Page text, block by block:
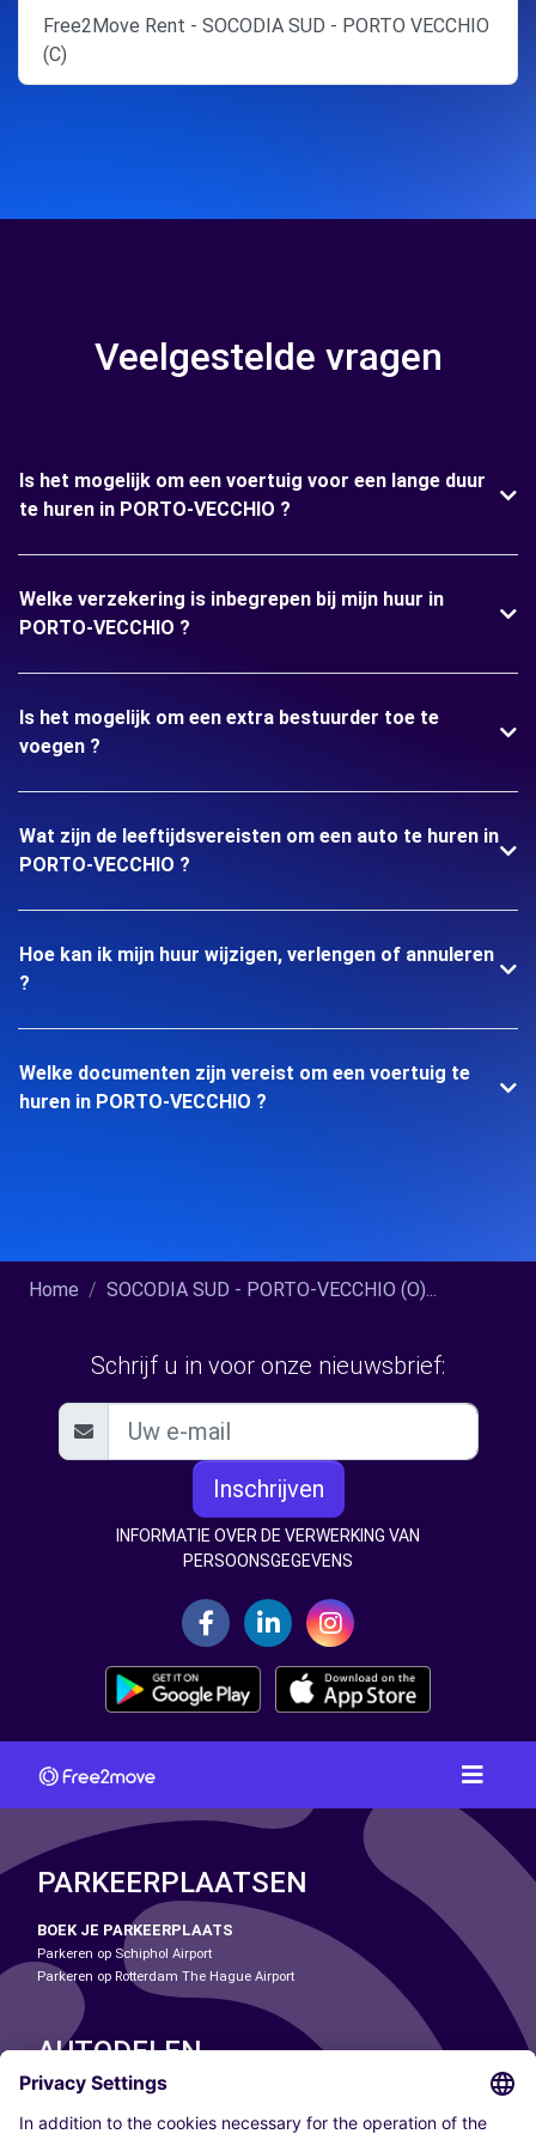
Free2Move Rent - SOCODIA SUD - PORTO VECCHIO
(C)
Veelgestelde vragen
Is het mogelijk om een voertuig voor een lange duur
te huren in PORTO-VECCHIO ?
Welke verzekering is inbegrepen bij mijn huur in
PORTO-VECCHIO ?
Is het mogelijk om een extra bestuurder toe te
voegen ?
Wat zijn de leeftijdsvereisten om een auto te huren in
PORTO-VECCHIO ?
Hoe kan ik mijn huur wijzigen, verlengen of annuleren
?
Welke documenten zijn vereist om een voertuig te
huren in PORTO-VECCHIO ?
Home SOCODIA SUD - PORTO-VECCHIO (O)...
Schrijf u in voor onze nieuwsbrief:
Inschrijven
INFORMATIE OVER DE VERWERKING VAN
PERSOONSGEGEVENS
PARKEERPLAATSEN
BOEK JE PARKEERPLAATS
Parkeren op Schiphol Airport
Parkeren op Rotterdam The Hague Airport
AUTODELEN
ONZE STEDEN
Paris